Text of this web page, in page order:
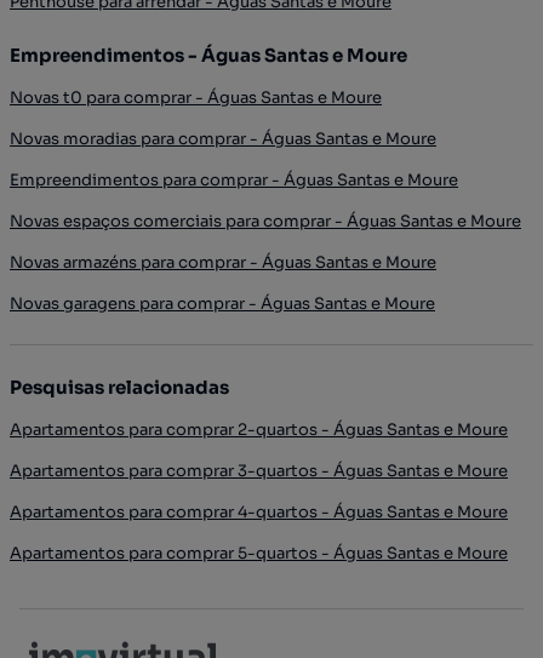
Empreendimentos - Águas Santas e Moure
Novas t0 para comprar - Águas Santas e Moure
Novas moradias para comprar - Águas Santas e Moure
Empreendimentos para comprar - Águas Santas e Moure
Novas espaços comerciais para comprar - Águas Santas e Moure
Novas armazéns para comprar - Águas Santas e Moure
Novas garagens para comprar - Águas Santas e Moure
Pesquisas relacionadas
Apartamentos para comprar 2-quartos - Águas Santas e Moure
Apartamentos para comprar 3-quartos - Águas Santas e Moure
Apartamentos para comprar 4-quartos - Águas Santas e Moure
Apartamentos para comprar 5-quartos - Águas Santas e Moure